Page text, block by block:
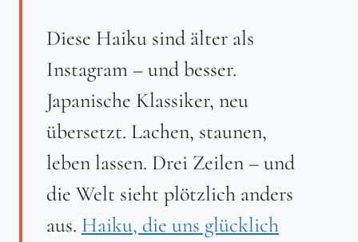
Diese Haiku sind älter als
Instagram – und besser.
Japanische Klassiker, neu
übersetzt. Lachen, staunen,
leben lassen. Drei Zeilen – und
die Welt sieht plötzlich anders
aus. Haiku, die uns glücklich